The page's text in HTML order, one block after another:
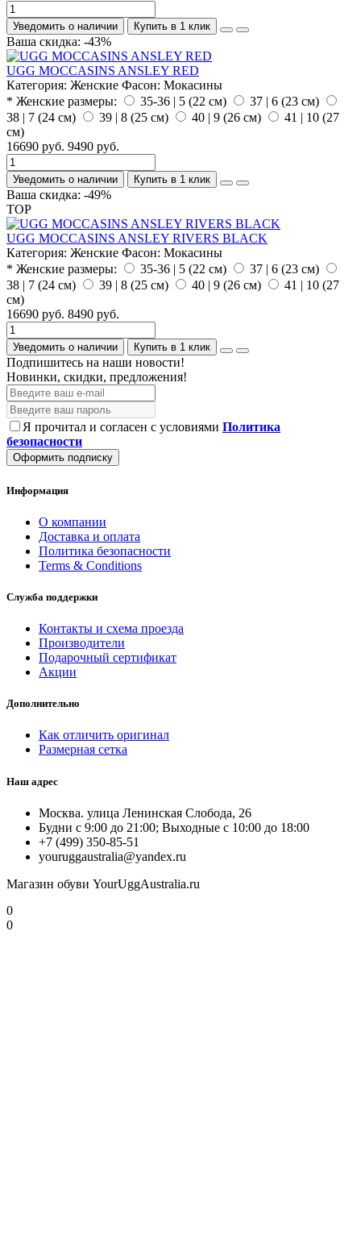
Уведомить о наличии Купить в 1 клик
Ваша скидка: -43%
UGG MOCCASINS ANSLEY RED
Категория: Женские Фасон: Мокасины
* Женские размеры:
35-36 | 5 (22 см)
37 | 6 (23 см)
38 | 7 (24 см)
39 | 8 (25 см) 40 | 9 (26 см)
41 | 10 (27
см)
16690 руб. 9490 руб.
Уведомить о наличии Купить в 1 клик
Ваша скидка: -49%
TOP
UGG MOCCASINS ANSLEY RIVERS BLACK
Категория: Женские Фасон: Мокасины
* Женские размеры:
35-36 | 5 (22 см)
37 | 6 (23 см)
38 | 7 (24 см)
39 | 8 (25 см) 40 | 9 (26 см)
41 | 10 (27
см)
16690 руб. 8490 руб.
Уведомить о наличии Купить в 1 клик
Подпишитесь на наши новости!
Новинки, скидки, предложения!
Я прочитал и согласен с условиями Политика
безопасности
Оформить подписку
Информация
О компании
Доставка и оплата
Политика безопасности
Terms & Conditions
Служба поддержки
Контакты и схема проезда
Производители
Подарочный сертификат
Акции
Дополнительно
Как отличить оригинал
Размерная сетка
Наш адрес
Москва. улица Ленинская Слобода, 26
Будни с 9:00 до 21:00; Выходные с 10:00 до 18:00
+7 (499) 350-85-51
youruggaustralia@yandex.ru
Магазин обуви YourUggAustralia.ru
0
0